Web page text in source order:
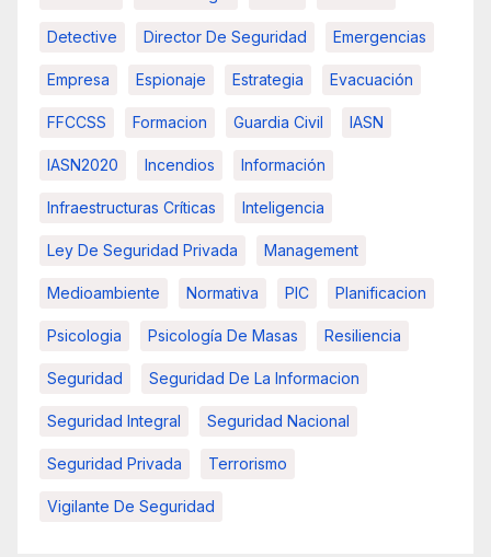
Detective Director De Seguridad Emergencias
Empresa Espionaje Estrategia Evacuación
FFCCSS Formacion Guardia Civil IASN
IASN2020 Incendios Información
Infraestructuras Críticas Inteligencia
Ley De Seguridad Privada Management
Medioambiente Normativa PIC Planificacion
Psicologia Psicología De Masas Resiliencia
Seguridad Seguridad De La Informacion
Seguridad Integral Seguridad Nacional
Seguridad Privada Terrorismo
Vigilante De Seguridad